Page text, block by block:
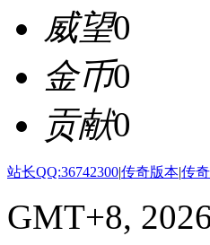
威望0
金币0
贡献0
站长QQ:36742300|传奇版本|传
GMT+8,